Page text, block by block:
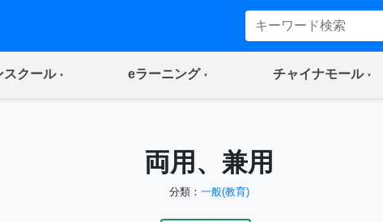
スクール(current) eラーニング(current) チャイナモール
両用、兼用
分類： 一般(教育)